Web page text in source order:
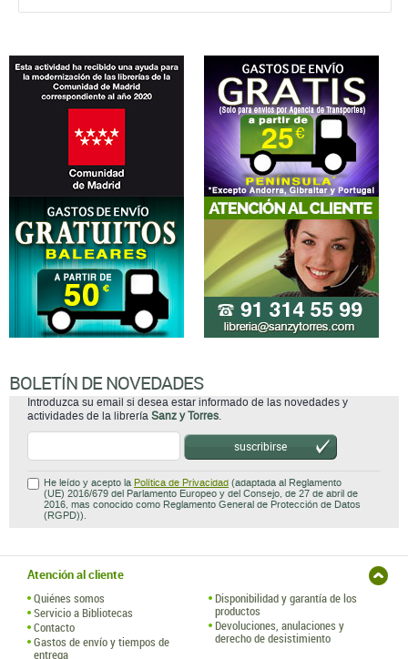
BOLETÍN DE NOVEDADES
Introduzca su email si desea estar informado de las novedades y
actividades de la librería Sanz y Torres.
suscribirse
He leído y acepto la Política de Privacidad (adaptada al Reglamento
(UE) 2016/679 del Parlamento Europeo y del Consejo, de 27 de abril de
2016, mas conocido como Reglamento General de Protección de Datos
(RGPD)).
Atención al cliente
Quiénes somos
Servicio a Bibliotecas
Contacto
Gastos de envío y tiempos de
entrega
Disponibilidad y garantía de los
productos
Devoluciones, anulaciones y
derecho de desistimiento